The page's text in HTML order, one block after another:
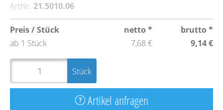
ArtNr. 21.5010.06
Preis / Stück netto *
brutto *
ab 1 Stück
7,68 € 9,14 €
Stück
Artikel anfragen